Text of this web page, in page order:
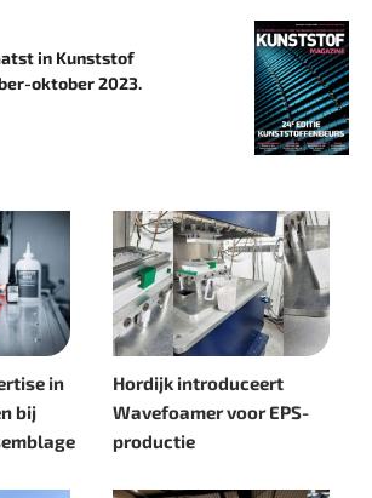
in Kunststof
oktober 2023.
in
bij
Hordijk introduceert
Wavefoamer voor EPS-
productie